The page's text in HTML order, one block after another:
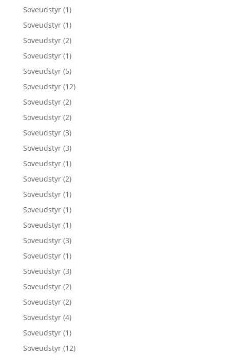
Soveudstyr (1)
Soveudstyr (1)
Soveudstyr (2)
Soveudstyr (1)
Soveudstyr (5)
Soveudstyr (12)
Soveudstyr (2)
Soveudstyr (2)
Soveudstyr (3)
Soveudstyr (3)
Soveudstyr (1)
Soveudstyr (2)
Soveudstyr (1)
Soveudstyr (1)
Soveudstyr (1)
Soveudstyr (3)
Soveudstyr (1)
Soveudstyr (3)
Soveudstyr (2)
Soveudstyr (2)
Soveudstyr (4)
Soveudstyr (1)
Soveudstyr (12)